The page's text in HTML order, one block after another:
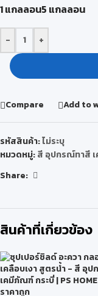
1 แกลลอน5 แกลลอน
-
+
Compare Add to
รหัสสินค้า:ไม่ระบุ
หมวดหมู่:สี อุปกรณ์ทาสี
Share:
สินค้าที่เกี่ยวข้อง